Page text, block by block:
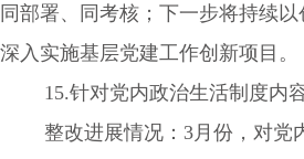
同部署、同考核；下一步将持续
深入实施基层党建工作创新项目。
15.针对党内政治生活制度内容
整改进展情况：3月份，对党内